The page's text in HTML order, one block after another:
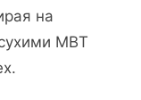
на
MBT